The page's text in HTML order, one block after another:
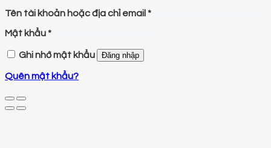
Tên tài khoản hoặc địa chỉ email *
Mật khẩu*
Ghi nhớ mật khẩu Đăng nhập
Quên mật khẩu?